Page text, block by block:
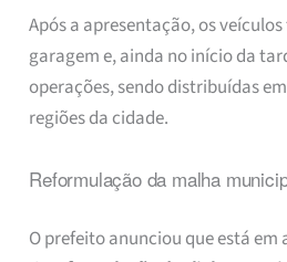
Após a apresentação, os
garagem e, ainda no início da
operações, sendo distribuídas
regiões da cidade.
Reformulação da malha
O prefeito anunciou que está